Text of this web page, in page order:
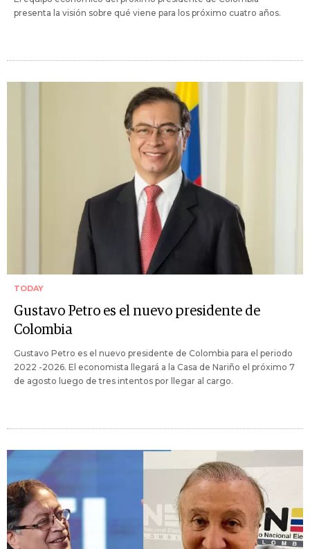
presenta la visión sobre qué viene para los próximo cuatro años.
TODAY
Gustavo Petro es el nuevo presidente de
Colombia
Gustavo Petro es el nuevo presidente de Colombia para el periodo
2022 -2026. El economista llegará a la Casa de Nariño el próximo 7
de agosto luego de tres intentos por llegar al cargo.